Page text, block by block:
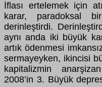
İflası ertelemek için
karar, paradoksal
derinleştirdi.
aynı anda iki büyük
artık ödenmesi
sermayeyken, ikincisi
kapitalizmin
2008’in 3. Büyük